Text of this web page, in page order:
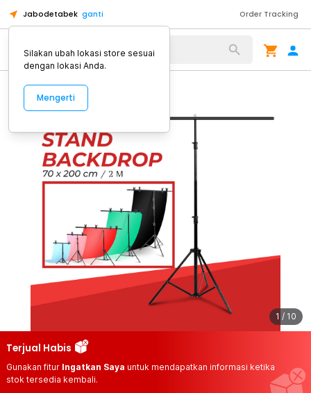
Jabodetabek ganti Order Tracking
Alat Kopi
1 / 10
Terjual Habis
Gunakan fitur Ingatkan Saya untuk mendapatkan informasi ketika
stok tersedia kembali.
Silakan ubah lokasi store sesuai
dengan lokasi Anda.
Mengerti